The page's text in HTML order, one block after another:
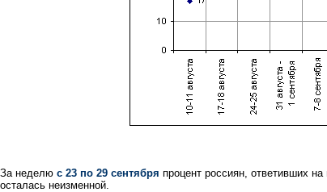
За неделю с 23 по 29 сентября процент россиян, ответивших
осталась неизменной.